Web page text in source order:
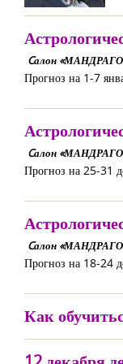
Cалон
Прогноз на 1-7
Cалон
Прогноз на 25-31
Cалон
Прогноз на 18-24
Как